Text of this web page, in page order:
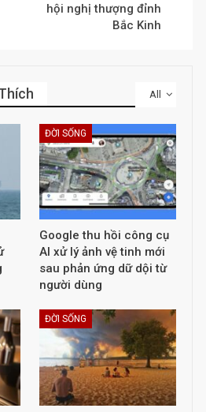
hội nghị thượng đỉnh
Bắc Kinh
All
ĐỜI SỐNG
Google thu hồi công cụ
AI xử lý ảnh vệ tinh mới
sau phản ứng dữ dội từ
người dùng
ĐỜI SỐNG